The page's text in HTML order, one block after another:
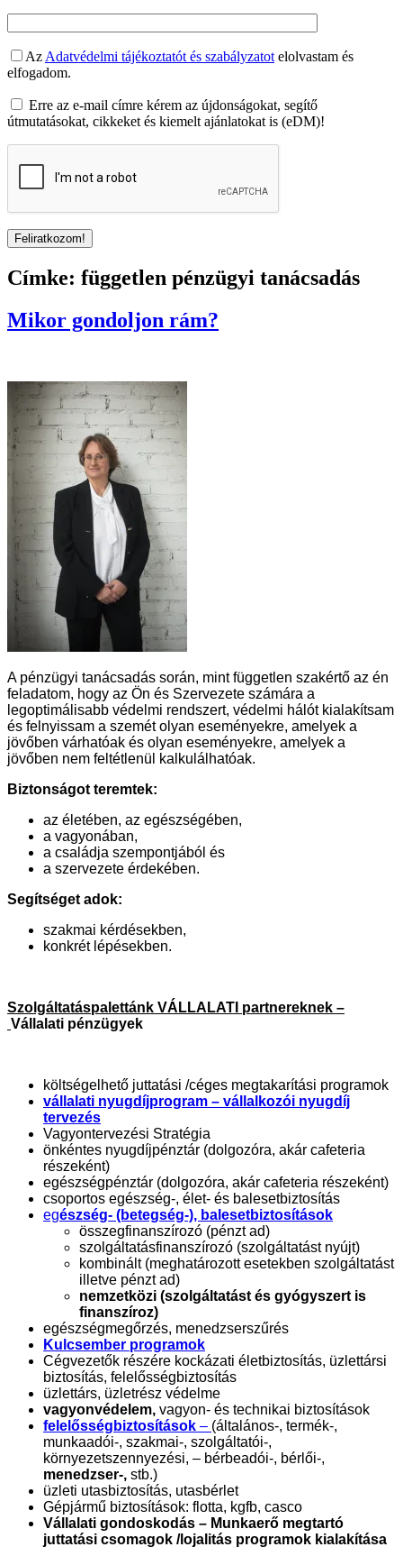
Az Adatvédelmi tájékoztatót és szabályzatot elolvastam és
elfogadom.
Erre az e-mail címre kérem az újdonságokat, segítő
útmutatásokat, cikkeket és kiemelt ajánlatokat is (eDM)!
Címke: független pénzügyi tanácsadás
Mikor gondoljon rám?
A pénzügyi tanácsadás során, mint független szakértő az én
feladatom, hogy az Ön és Szervezete számára a
legoptimálisabb védelmi rendszert, védelmi hálót kialakítsam
és felnyissam a szemét olyan eseményekre, amelyek a
jövőben várhatóak és olyan eseményekre, amelyek a
jövőben nem feltétlenül kalkulálhatóak.
Biztonságot teremtek:
az életében, az egészségében,
a vagyonában,
a családja szempontjából és
a szervezete érdekében.
Segítséget adok:
szakmai kérdésekben,
konkrét lépésekben.
Szolgáltatáspalettánk VÁLLALATI partnereknek –
Vállalati pénzügyek
költségelhető juttatási /céges megtakarítási programok
vállalati nyugdíjprogram – vállalkozói nyugdíj
tervezés
Vagyontervezési Stratégia
önkéntes nyugdíjpénztár (dolgozóra, akár cafeteria
részeként)
egészségpénztár (dolgozóra, akár cafeteria részeként)
csoportos egészség-, élet- és balesetbiztosítás
egészség- (betegség-), balesetbiztosítások
összegfinanszírozó (pénzt ad)
szolgáltatásfinanszírozó (szolgáltatást nyújt)
kombinált (meghatározott esetekben szolgáltatást
illetve pénzt ad)
nemzetközi (szolgáltatást és gyógyszert is
finanszíroz)
egészségmegőrzés, menedzserszűrés
Kulcsember programok
Cégvezetők részére kockázati életbiztosítás, üzlettársi
biztosítás, felelősségbiztosítás
üzlettárs, üzletrész védelme
vagyonvédelem, vagyon- és technikai biztosítások
felelősségbiztosítások – (általános-, termék-,
munkaadói-, szakmai-, szolgáltatói-,
környezetszennyezési, – bérbeadói-, bérlői-,
menedzser-, stb.)
üzleti utasbiztosítás, utasbérlet
Gépjármű biztosítások: flotta, kgfb, casco
Vállalati gondoskodás – Munkaerő megtartó
juttatási csomagok /lojalitás programok kialakítása